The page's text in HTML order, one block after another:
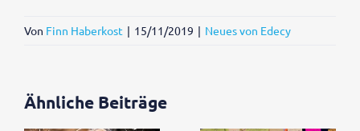
Von Finn Haberkost | 15/11/2019 | Neues von Edecy
Ähnliche Beiträge